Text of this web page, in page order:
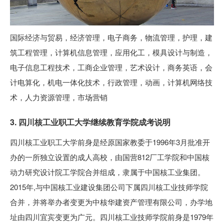
国际经济与贸易，经济管理，电子商务，物流管理，护理，建
筑工程管理，计算机信息管理，应用化工，模具设计与制造，
电子信息工程技术，工商企业管理，艺术设计，商务英语，会
计电算化，机电一体化技术，行政管理，动画，计算机网络技
术，人力资源管理，市场营销
3. 四川核工业职工大学继续教育学院成考说明
四川核工业职工大学前身是经原国家教委于1996年3月批准开
办的一所独立设置的成人高校，由国营812厂工学院和中国核
动力研究设计院工学院合并组成，隶属于中国核工业集团。
2015年,与中国核工业建设集团公司下属四川核工业技师学院
合并，并将举办者变更为中核华建资产管理有限公司，办学地
址由四川宜宾变更为广元。四川核工业技师学院前身是1979年